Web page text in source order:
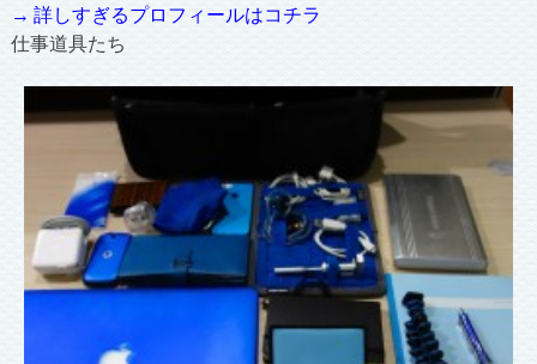
→ 詳しすぎるプロフィールはコチラ
仕事道具たち